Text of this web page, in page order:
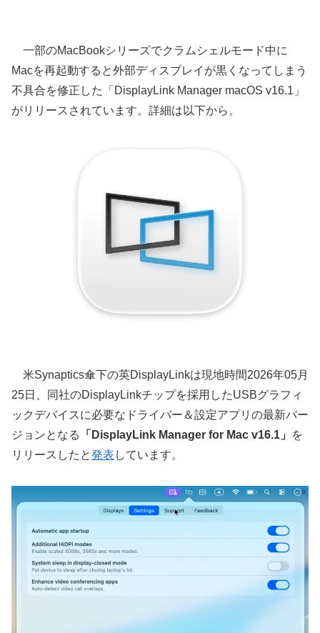
一部のMacBookシリーズでクラムシェルモード中に
Macを再起動すると外部ディスプレイが黒くなってしまう
不具合を修正した「DisplayLink Manager macOS v16.1」
がリリースされています。詳細は以下から。
米Synaptics傘下の英DisplayLinkは現地時間2026年05月
25日、同社のDisplayLinkチップを採用したUSBグラフィ
ックデバイスに必要なドライバー＆設定アプリの最新バー
ジョンとなる
「DisplayLink Manager for Mac v16.1」
を
リリースしたと発表 しています。